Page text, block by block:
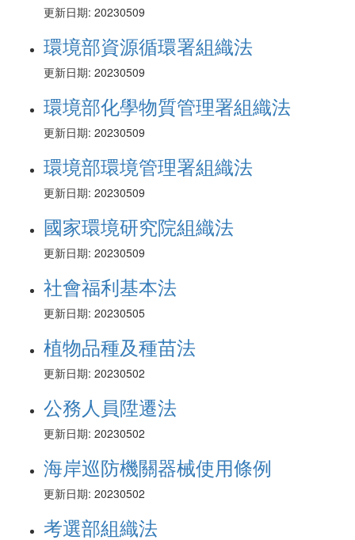
更新日期: 20230509
環境部資源循環署組織法
更新日期: 20230509
環境部化學物質管理署組織法
更新日期: 20230509
環境部環境管理署組織法
更新日期: 20230509
國家環境研究院組織法
更新日期: 20230509
社會福利基本法
更新日期: 20230505
植物品種及種苗法
更新日期: 20230502
公務人員陞遷法
更新日期: 20230502
海岸巡防機關器械使用條例
更新日期: 20230502
考選部組織法